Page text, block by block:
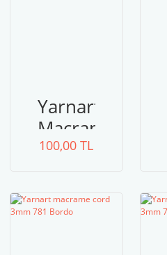
Yarnart
Macrame
Rope
100,00 TL